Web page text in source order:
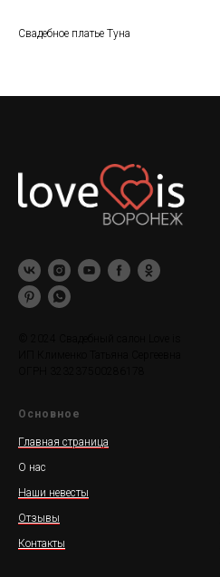
Свадебное платье Туна
Основное
Главная страница
О нас
Наши невесты
Отзывы
Контакты